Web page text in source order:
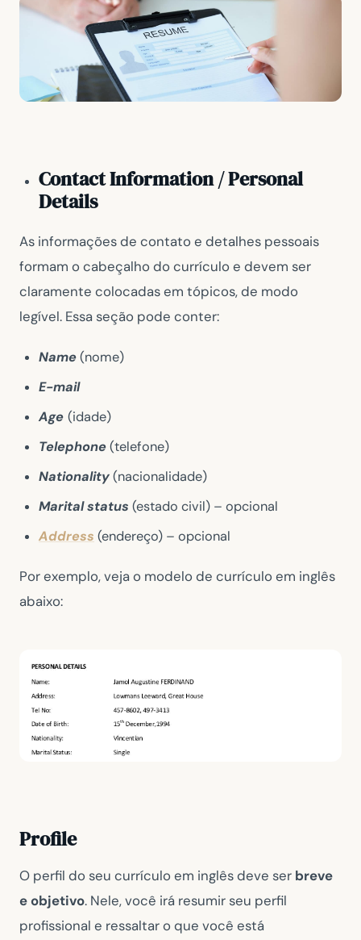
Contact Information / Personal
Details
As informações de contato e detalhes pessoais
formam o cabeçalho do currículo e devem ser
claramente colocadas em tópicos, de modo
legível. Essa seção pode conter:
Name(nome)
E-mail
Age (idade)
Telephone(telefone)
Nationality(nacionalidade)
Marital status (estado civil) – opcional
Address (endereço) – opcional
Por exemplo, veja o modelo de currículo em inglês
abaixo:
Profile
O perfil do seu currículo em inglês deve ser breve
e objetivo. Nele, você irá resumir seu perfil
profissional e ressaltar o que você está